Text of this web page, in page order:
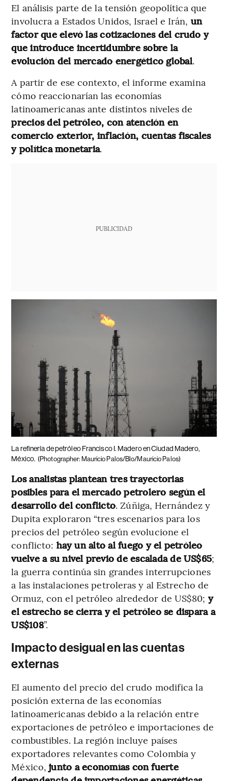
El análisis parte de la tensión geopolítica que
involucra a Estados Unidos, Israel e Irán, un
factor que elevó las cotizaciones del crudo y
que introduce incertidumbre sobre la
evolución del mercado energético global.
A partir de ese contexto, el informe examina
cómo reaccionarían las economías
latinoamericanas ante distintos niveles de
precios del petróleo, con atención en
comercio exterior, inflación, cuentas fiscales
y política monetaria.
PUBLICIDAD
La refinería de petróleo Francisco I. Madero en Ciudad Madero,
México. (Photographer: Mauricio Palos/Blo/Mauricio Palos)
Los analistas plantean tres trayectorias
posibles para el mercado petrolero según el
desarrollo del conflicto. Zúñiga, Hernández y
Dupita exploraron “tres escenarios para los
precios del petróleo según evolucione el
conflicto: hay un alto al fuego y el petróleo
vuelve a su nivel previo de escalada de US$65;
la guerra continúa sin grandes interrupciones
a las instalaciones petroleras y al Estrecho de
Ormuz, con el petróleo alrededor de US$80; y
el estrecho se cierra y el petróleo se dispara a
US$108”.
Impacto desigual en las cuentas
externas
El aumento del precio del crudo modifica la
posición externa de las economías
latinoamericanas debido a la relación entre
exportaciones de petróleo e importaciones de
combustibles. La región incluye países
exportadores relevantes como Colombia y
México,junto a economías con fuerte